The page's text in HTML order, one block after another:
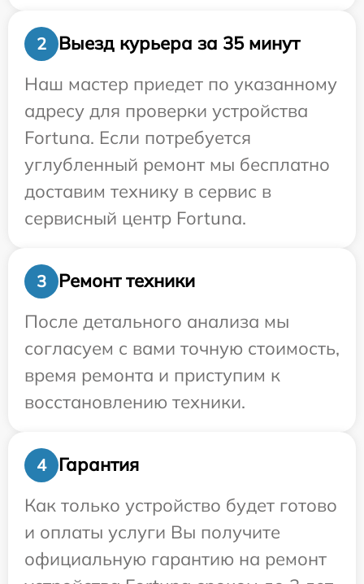
2
Выезд курьера за 35 минут
Наш мастер приедет по указанному
адресу для проверки устройства
Fortuna. Если потребуется
углубленный ремонт мы бесплатно
доставим технику в сервис в
сервисный центр Fortuna.
3
Ремонт техники
После детального анализа мы
согласуем с вами точную стоимость,
время ремонта и приступим к
восстановлению техники.
4
Гарантия
Как только устройство будет готово
и оплаты услуги Вы получите
официальную гарантию на ремонт